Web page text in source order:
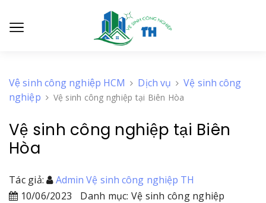
Vệ sinh công nghiệp HCM Dịch vụ
Vệ sinh công
nghiệp
Vệ sinh công nghiệp tại Biên Hòa
Vệ sinh công nghiệp tại Biên
Hòa
Tác giả:
Admin Vệ sinh công nghiệp TH
10/06/2023
Danh mục: Vệ sinh công nghiệp